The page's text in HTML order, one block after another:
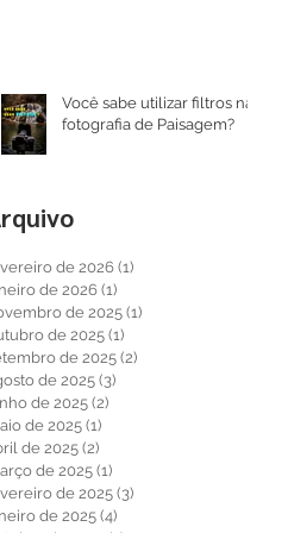
Você sabe utilizar filtros na
fotografia de Paisagem?
de 2026 (1)
de 2026(1)
de 2025(1)
de 2025 (1)
de 2025 (2)
de 2025 (3)
de 2025 (2)
de 2025(1)
de 2025 (2)
de 2025(1)
de 2025 (3)
de 2025(4)